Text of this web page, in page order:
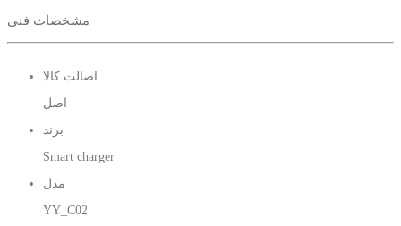
مشخصات فنی
اصالت کالا
اصل
برند
Smart charger
مدل
YY_C02